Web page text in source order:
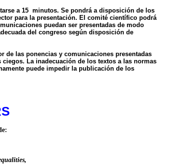
a 15 minutos. Se pondrá a disposición de los
para la presentación. El comité científico podrá
puedan ser presentadas de modo
del congreso según disposición de
de las ponencias y comunicaciones presentadas
La inadecuación de los textos a las normas
puede impedir la publicación de los